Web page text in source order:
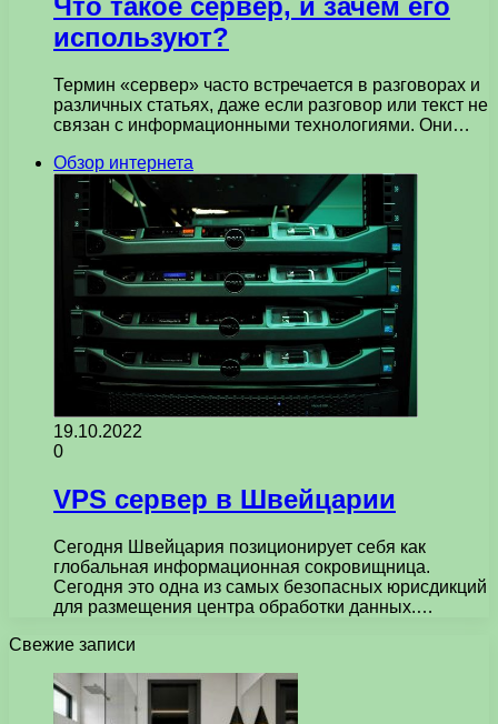
используют?
Термин «сервер» часто встречается в разговорах и
различных статьях, даже если разговор или текст не
связан с информационными технологиями. Они…
Обзор интернета
19.10.2022
0
VPS сервер в Швейцарии
Сегодня Швейцария позиционирует себя как
глобальная информационная сокровищница.
Сегодня это одна из самых безопасных юрисдикций
для размещения центра обработки данных.…
Свежие записи